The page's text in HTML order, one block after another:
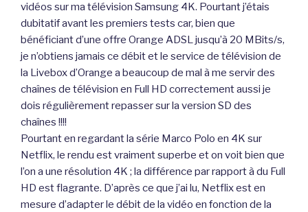
vidéos sur ma télévision Samsung 4K. Pourtant j’étais
dubitatif avant les premiers tests car, bien que
bénéficiant d’une offre Orange ADSL jusqu’à 20 MBits/s,
je n’obtiens jamais ce débit et le service de télévision de
la Livebox d’Orange a beaucoup de mal à me servir des
chaînes de télévision en Full HD correctement aussi je
dois régulièrement repasser sur la version SD des
chaînes !!!!
Pourtant en regardant la série Marco Polo en 4K sur
Netflix, le rendu est vraiment superbe et on voit bien que
l’on a une résolution 4K ; la différence par rapport à du Full
HD est flagrante. D’après ce que j’ai lu, Netflix est en
mesure d’adapter le débit de la vidéo en fonction de la